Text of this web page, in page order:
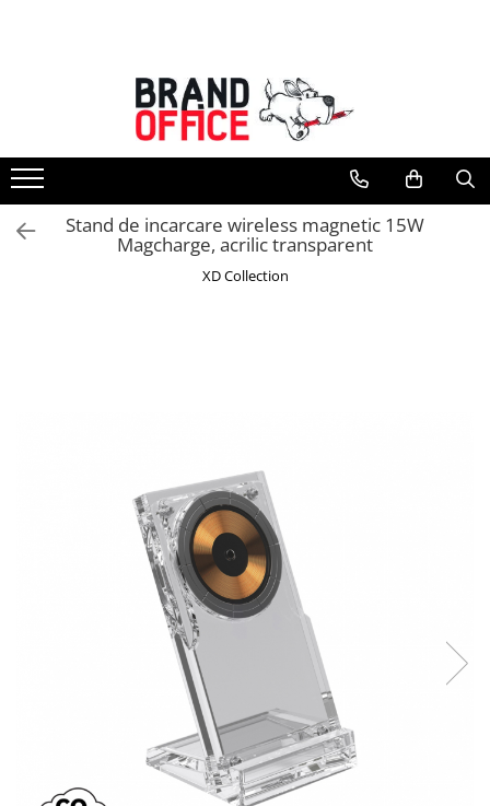
Unitate Protejata - PRODUCTIE
Hartie copiator si produse
tipografice
Produse consumabile din hartie
Detergenti si dezinfectanti
Bibliorafturi, caiete mecanice,
Capsatoare, capse si perforatoare
Caiete si blocnotesuri
Dosare, folii protectie si mape
Accesorii diverse pentru birou
Etichetare si ambalare
Instrumente de scris
Pixuri de plastic
Stand de incarcare wireless magnetic 15W
Magcharge, acrilic transparent
XD Collection